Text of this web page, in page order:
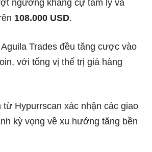
ngưỡng kháng cự tâm lý và
108.000 USD.
Trades đều tăng cược vào
với tổng vị thế trị giá hàng
từ Hypurrscan xác nhận các giao
kỳ vọng về xu hướng tăng bền